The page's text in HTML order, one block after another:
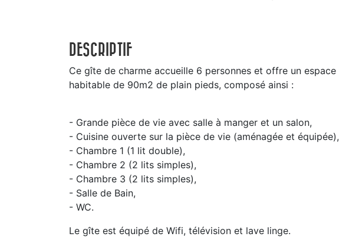
DESCRIPTIF
Ce gîte de charme accueille 6 personnes et offre un espace
habitable de 90m2 de plain pieds, composé ainsi :
- Grande pièce de vie avec salle à manger et un salon,
- Cuisine ouverte sur la pièce de vie (aménagée et équipée),
- Chambre 1 (1 lit double),
- Chambre 2 (2 lits simples),
- Chambre 3 (2 lits simples),
- Salle de Bain,
- WC.
Le gîte est équipé de Wifi, télévision et lave linge.